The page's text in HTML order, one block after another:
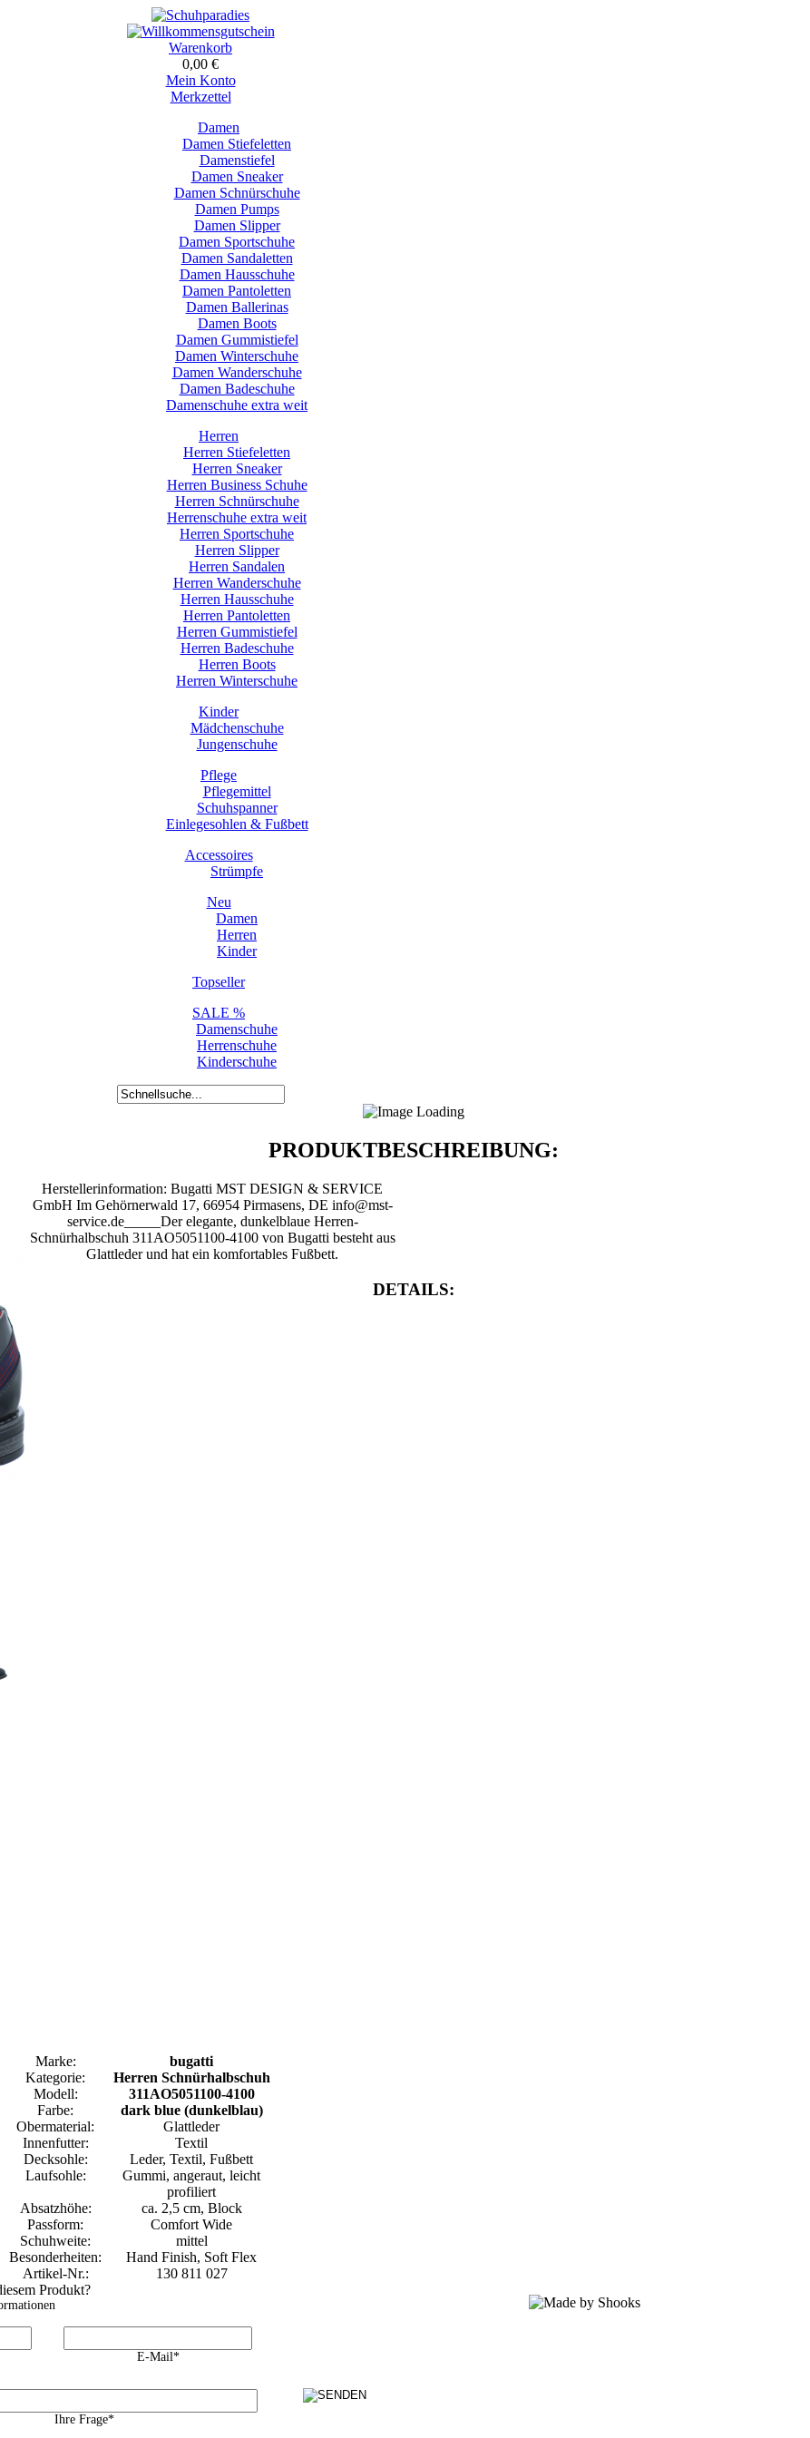
Warenkorb
0,00 €
Mein Konto
Merkzettel
Damen
Damen Stiefeletten
Damenstiefel
Damen Sneaker
Damen Schnürschuhe
Damen Pumps
Damen Slipper
Damen Sportschuhe
Damen Sandaletten
Damen Hausschuhe
Damen Pantoletten
Damen Ballerinas
Damen Boots
Damen Gummistiefel
Damen Winterschuhe
Damen Wanderschuhe
Damen Badeschuhe
Damenschuhe extra weit
Herren
Herren Stiefeletten
Herren Sneaker
Herren Business Schuhe
Herren Schnürschuhe
Herrenschuhe extra weit
Herren Sportschuhe
Herren Slipper
Herren Sandalen
Herren Wanderschuhe
Herren Hausschuhe
Herren Pantoletten
Herren Gummistiefel
Herren Badeschuhe
Herren Boots
Herren Winterschuhe
Kinder
Mädchenschuhe
Jungenschuhe
Pflege
Pflegemittel
Schuhspanner
Einlegesohlen & Fußbett
Accessoires
Strümpfe
Neu
Damen
Herren
Kinder
Topseller
SALE %
Damenschuhe
Herrenschuhe
Kinderschuhe
PRODUKTBESCHREIBUNG:
Herstellerinformation: Bugatti MST DESIGN & SERVICE
GmbH Im Gehörnerwald 17, 66954 Pirmasens, DE info@mst-
service.de_____Der elegante, dunkelblaue Herren-
Schnürhalbschuh 311AO5051100-4100 von Bugatti besteht aus
Glattleder und hat ein komfortables Fußbett.
DETAILS:
Marke:
bugatti
Kategorie:
Herren Schnürhalbschuh
Modell:
311AO5051100-4100
Farbe:
dark blue (dunkelblau)
Obermaterial:
Glattleder
Innenfutter:
Textil
Decksohle:
Leder, Textil, Fußbett
Laufsohle:
Gummi, angeraut, leicht
profiliert
Absatzhöhe:
ca. 2,5 cm, Block
Passform:
Comfort Wide
Schuhweite:
mittel
Besonderheiten:
Hand Finish, Soft Flex
Artikel-Nr.:
130 811 027
Produkt?
E-Mail*
Ihre Frage*